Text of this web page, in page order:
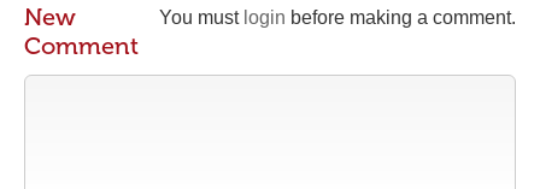
You must login before making a comment.
New
Comment